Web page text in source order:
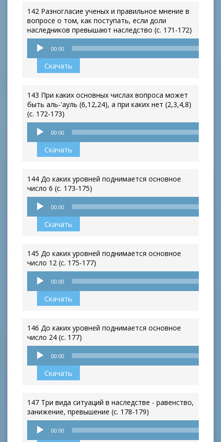
142 Разногласие ученых и правильное мнение в
вопросе о том, как поступать, если доли
наследников превышают наследство (с. 171-172)
Аудиоплеер
00:00
Скачать
143 При каких основных числах вопроса может
быть аль-'ауль (6,12,24), а при каких нет (2,3,4,8)
(с. 172-173)
Аудиоплеер
00:00
Скачать
144 До каких уровней поднимается основное
число 6 (с. 173-175)
Аудиоплеер
00:00
Скачать
145 До каких уровней поднимается основное
число 12 (с. 175-177)
Аудиоплеер
00:00
Скачать
146 До каких уровней поднимается основное
число 24 (с. 177)
Аудиоплеер
00:00
Скачать
147 Три вида ситуаций в наследстве - равенство,
занижение, превышение (с. 178-179)
Аудиоплеер
00:00